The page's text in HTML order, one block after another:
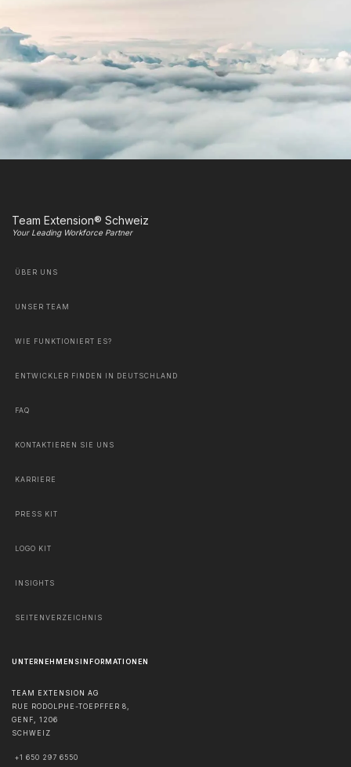
Team Extension® Schweiz
Your Leading Workforce Partner
ÜBER UNS
UNSER TEAM
WIE FUNKTIONIERT ES?
ENTWICKLER FINDEN IN DEUTSCHLAND
FAQ
KONTAKTIEREN SIE UNS
KARRIERE
PRESS KIT
LOGO KIT
INSIGHTS
SEITENVERZEICHNIS
UNTERNEHMENSINFORMATIONEN
TEAM EXTENSION AG
RUE RODOLPHE-TOEPFFER 8,
GENF
1206
SCHWEIZ
+1 650 297 6550